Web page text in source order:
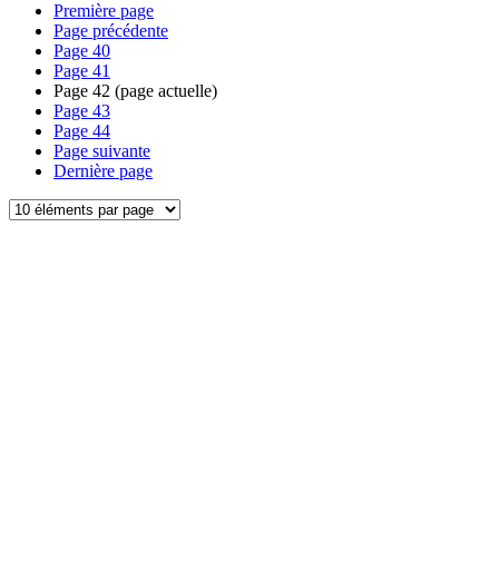
Première page
Page précédente
Page 40
Page 41
Page 42 (page actuelle)
Page 43
Page 44
Page suivante
Dernière page